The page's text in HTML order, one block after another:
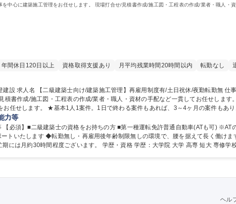
工場建屋などの修繕工事を中心に建築施工管理をお任せします。 現場打合せ/見積書作成/
年間休日120日以上 資格取得支援あり 月平均残業時間20時間以内 転勤なし
工事を中心に建築施工管理をお任せし
作成/施工図・工程表の作成/業者・職人・資材の手配など一貫してお任せします。残業も少なく働き
お任せします。 ★基本1人1案件。1日で終わる案件もあれば、3～4ヶ月の案件もあ
分のペースで働くことができます。 [主な顧客]富士フイルム神奈川工場/富士フイルム関連企
管理】再雇用制度有/土日祝休/夜勤転勤無
力等
ちの方 ■第一種運転免許普通自動車(ATも可) ※ATの方は面接時に教えてください。 【魅力】 ◆ご入社後は研修期間が
トいたします ◆転勤無し・再雇用後年齢制限無しの環境で、腰を据えて長く働け
月10時間程度。繁忙期には月約30時間程度ございます。 学歴・資格 学
ヘル